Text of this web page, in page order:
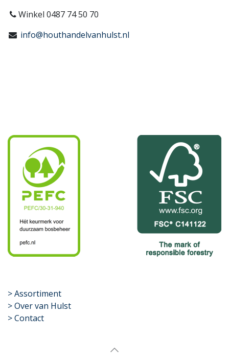
Winkel 0487 74 50 70
info@houthandelvanhulst.nl
​>Assortiment
> Over van Hulst
> Contact